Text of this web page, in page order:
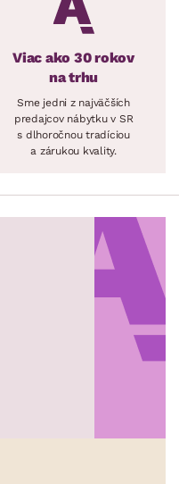
Viac ako 30 rokov
na trhu
Sme jedni z najväčších
predajcov nábytku v SR
s dlhoročnou tradíciou
a zárukou kvality.